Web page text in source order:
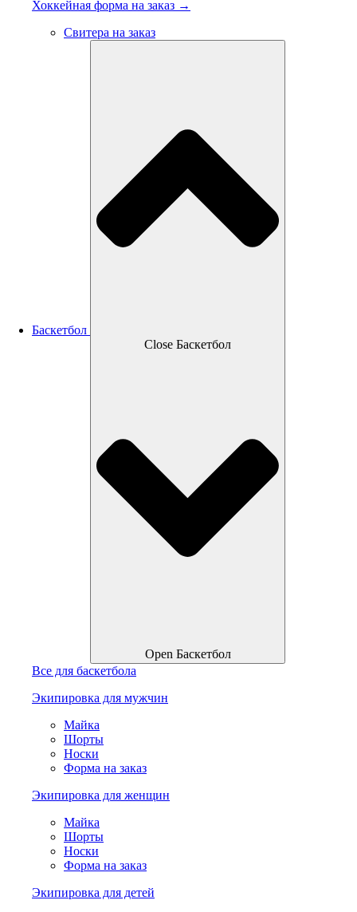
Хоккейная форма на заказ →
Свитера на заказ
Баскетбол
Close Баскетбол
Open Баскетбол
Все для баскетбола
Экипировка для мужчин
Майка
Шорты
Носки
Форма на заказ
Экипировка для женщин
Майка
Шорты
Носки
Форма на заказ
Экипировка для детей